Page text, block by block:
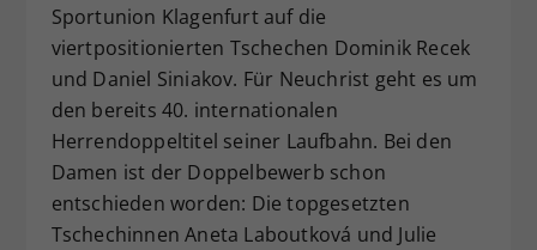
Sportunion Klagenfurt auf die
viertpositionierten Tschechen Dominik Recek
und Daniel Siniakov. Für Neuchrist geht es um
den bereits 40. internationalen
Herrendoppeltitel seiner Laufbahn. Bei den
Damen ist der Doppelbewerb schon
entschieden worden: Die topgesetzten
Tschechinnen Aneta Laboutková und Julie